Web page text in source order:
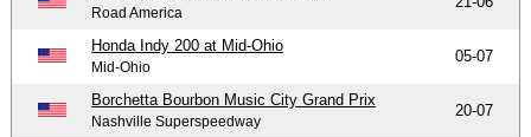
Road America
Honda Indy 200 at Mid-Ohio
Mid-Ohio
05-07
Borchetta Bourbon Music City Grand Prix
Nashville Superspeedway
20-07